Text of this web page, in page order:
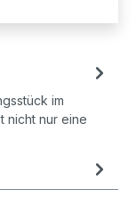
im
nicht nur eine